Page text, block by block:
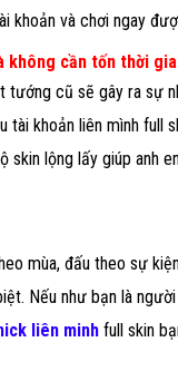
khoản và chơi ngay
không cần tốn thời
cũ sẽ gây ra sự
khoản liên mình full
skin lộng lấy giúp anh
mùa, đấu theo sự
Nếu như bạn là
liên minh full skin